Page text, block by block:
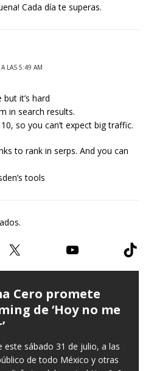
Cada día te superas.
LAS 5:49 AM
it’s hard
in search results.
so you can’t expect big traffic.
to rank in serps. And you can
tools
Cero promete
de ‘Hoy no me
sábado 31 de julio, a las
de todo México y otras
Goto expresa
es arte’ en
Richard Osuna (IG:
Cortesía Nuestro
risas con
llena de
nueva función de la comedia
promete Chapu Garza, uno